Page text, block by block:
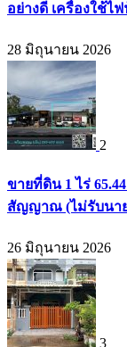
อย่างดี เครื่องใช้ไ
28 มิถุนายน 2026
2
ขายที่ดิน 1 ไร่
สัญญาณ (ไม่รับนาย
26 มิถุนายน 2026
3